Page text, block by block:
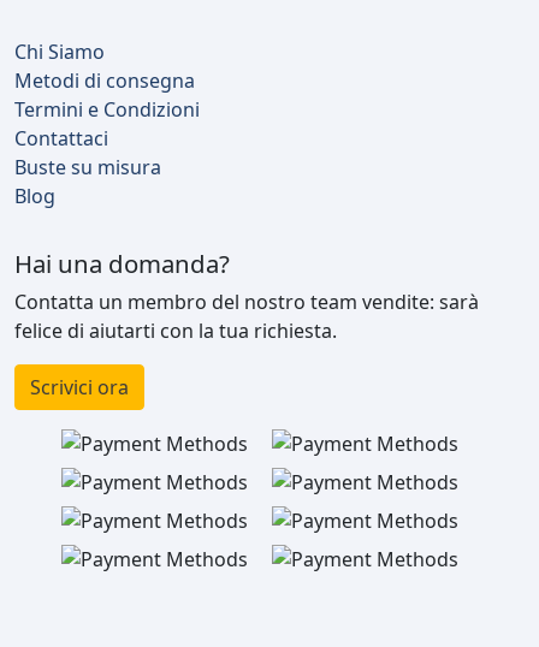
Chi Siamo
Metodi di consegna
Termini e Condizioni
Contattaci
Buste su misura
Blog
Hai una domanda?
Contatta un membro del nostro team vendite: sarà
felice di aiutarti con la tua richiesta.
Scrivici ora